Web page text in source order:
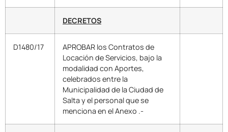
DECRETOS
D1480/17
APROBAR los Contratos de
Locación de Servicios, bajo la
modalidad con Aportes,
celebrados entre la
Municipalidad de la Ciudad de
Salta y el personal que se
menciona en el Anexo .-